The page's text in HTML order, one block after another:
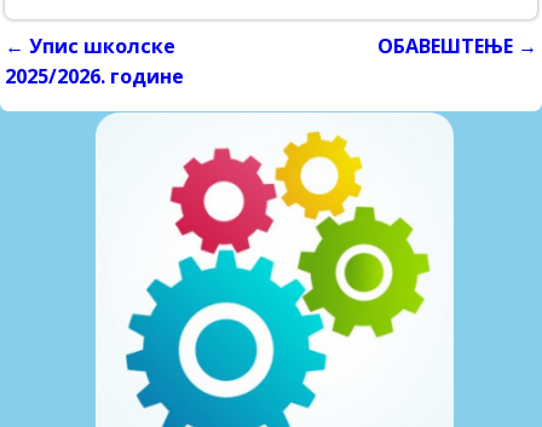
Post navigation
← Упис школске
2025/2026. године
ОБАВЕШТЕЊЕ →